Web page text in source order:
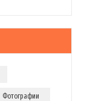
Фотографии